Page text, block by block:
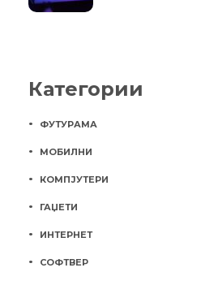
Категории
ФУТУРАМА
МОБИЛНИ
КОМПЈУТЕРИ
ГАЏЕТИ
ИНТЕРНЕТ
СОФТВЕР